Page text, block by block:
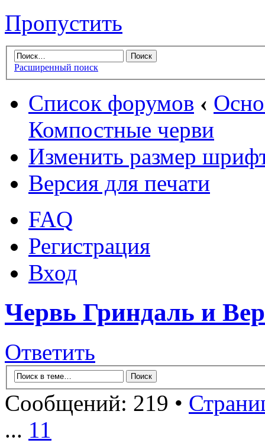
Пропустить
Расширенный поиск
Список форумов ‹
Компостные черви
Изменить размер
Версия для печати
FAQ
Регистрация
Вход
Червь Гриндаль и
Ответить
Сообщений: 219 •
... 11